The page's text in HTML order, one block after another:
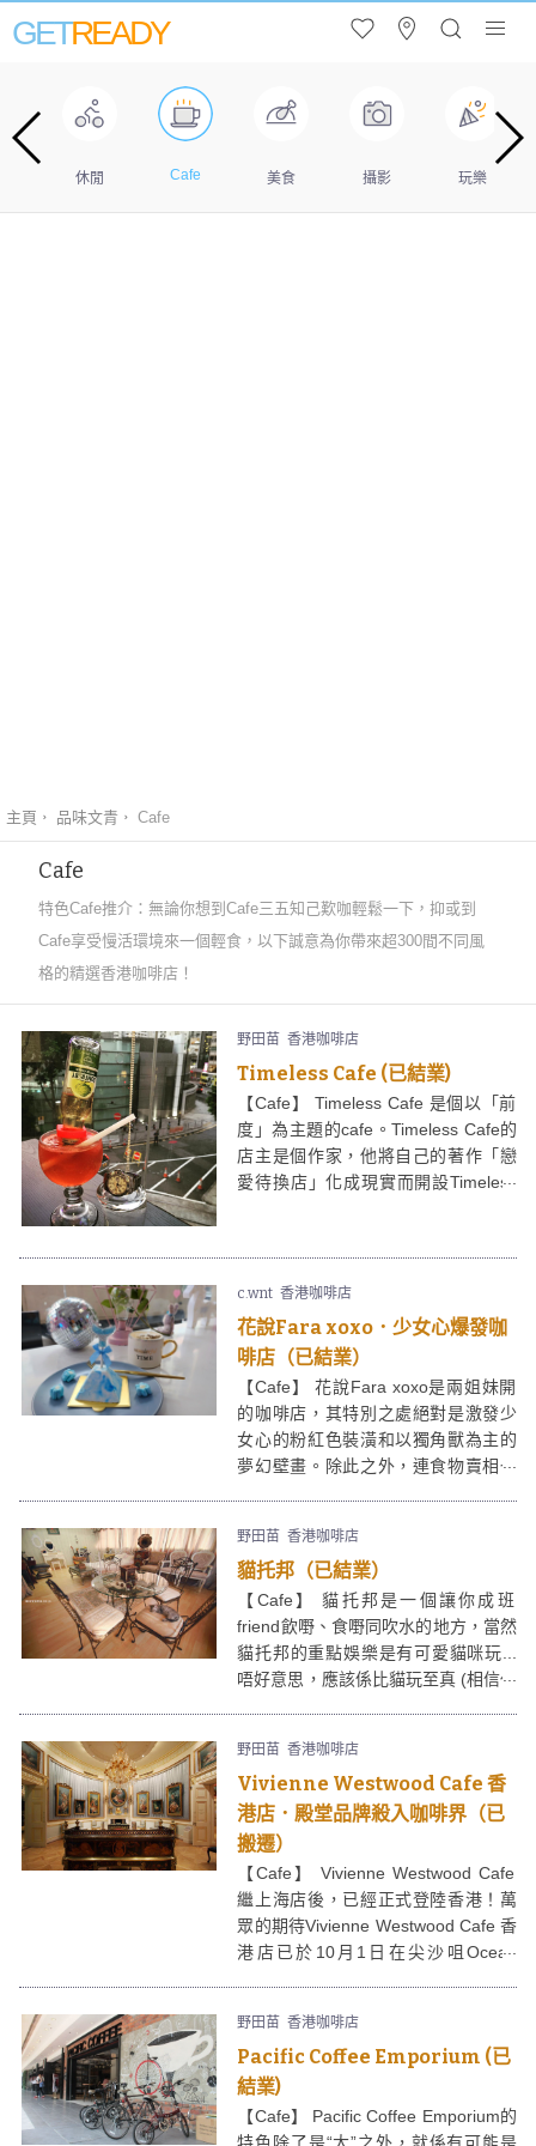
GETREADY
休閒 Cafe 美食 攝影 玩樂
主頁 品味文青 Cafe
Cafe
特色Cafe推介：無論你想到Cafe三五知己歎咖輕鬆一下，抑或到
Cafe享受慢活環境來一個輕食，以下誠意為你帶來超300間不同風
格的精選香港咖啡店！
野田苗 香港咖啡店
Timeless Cafe (已結業)
【Cafe】 Timeless Cafe 是個以「前
度」為主題的cafe。Timeless Cafe的
店主是個作家，他將自己的著作「戀
愛待換店」化成現實而開設Timeless
及信物，分分鐘另一段緣份就在
Timeless Cafe開始。
c.wnt 香港咖啡店
花說Fara xoxo．少女心爆發咖
啡店（已結業）
【Cafe】 花說Fara xoxo是兩姐妹開
的咖啡店，其特別之處絕對是激發少
女心的粉紅色裝潢和以獨角獸為主的
夢幻壁畫。除此之外，連食物賣相也
多不同的擺設、公仔和一些影相位給
大家打卡。若果有人生日，店主更會
提供燈牌和蠟燭，她們也很樂意為大
家拍照。
野田苗 香港咖啡店
貓托邦（已結業）
【Cafe】 貓托邦是一個讓你成班
friend飲嘢、食嘢同吹水的地方，當然
貓托邦的重點娛樂是有可愛貓咪玩...
唔好意思，應該係比貓玩至真 (相信任
當皇帝咁服侍。
野田苗 香港咖啡店
Vivienne Westwood Cafe 香
港店．殿堂品牌殺入咖啡界（已
搬遷）
【Cafe】 Vivienne Westwood Cafe
繼上海店後，已經正式登陸香港！萬
眾的期待Vivienne Westwood Cafe 香
港店已於10月1日在尖沙咀Ocean
將Vivienne Westwood既經典又破格
的品牌形象帶入cafe內，將原本好輕
鬆隨心的coffee time，變得時尚型
格。
野田苗 香港咖啡店
Pacific Coffee Emporium (已
結業)
【Cafe】 Pacific Coffee Emporium的